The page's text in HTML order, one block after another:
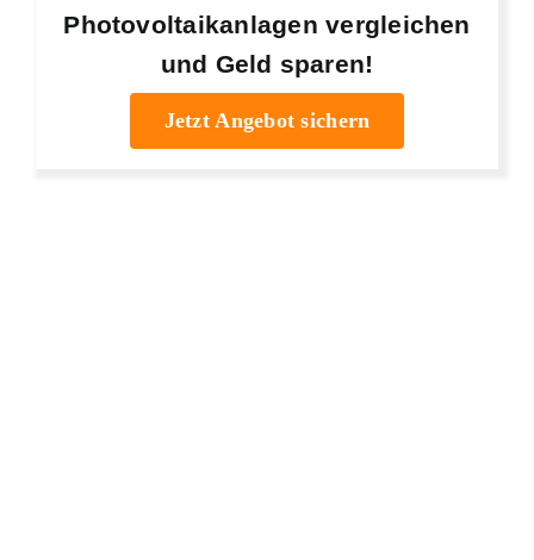
Photovoltaikanlagen vergleichen
und Geld sparen!
Jetzt Angebot sichern